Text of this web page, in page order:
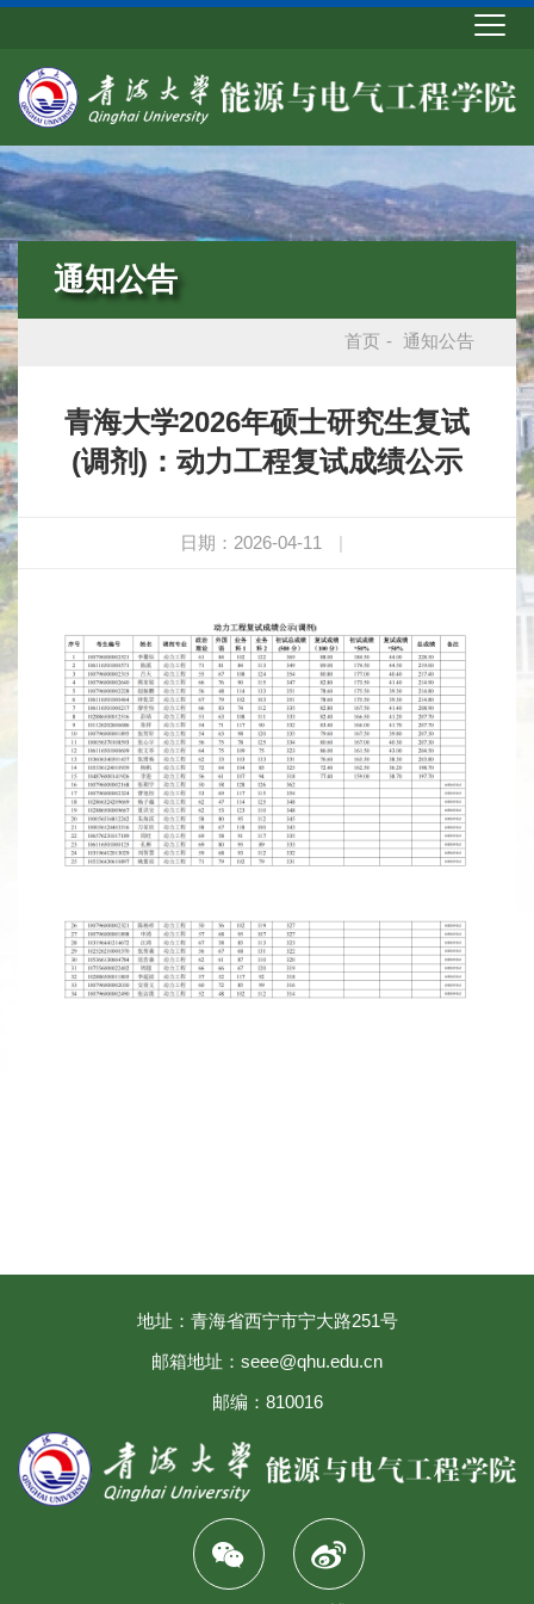
通知公告
首页 - 通知公告
青海大学2026年硕士研究生复试
(调剂)：动力工程复试成绩公示
日期：2026-04-11 |
地址：青海省西宁市宁大路251号
邮箱地址：seee@qhu.edu.cn
邮编：810016